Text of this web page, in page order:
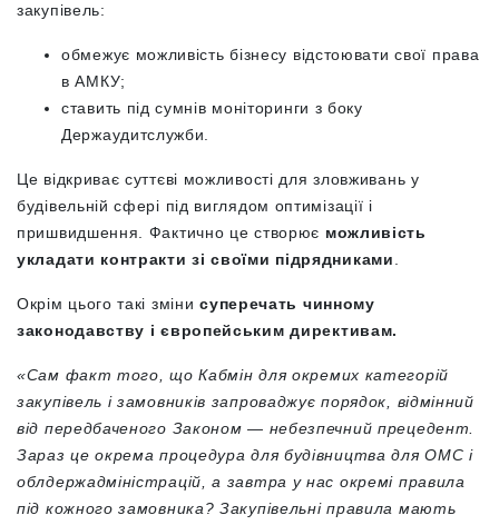
закупівель:
обмежує можливість бізнесу відстоювати свої права
в АМКУ;
ставить під сумнів моніторинги з боку
Держаудитслужби.
Це відкриває суттєві можливості для зловживань у
будівельній сфері під виглядом оптимізації і
пришвидшення. Фактично це створює можливість
укладати контракти зі своїми підрядниками.
Окрім цього такі змінисуперечать чинному
законодавству і європейським директивам.
«Сам факт того, що Кабмін для окремих категорій
закупівель і замовників запроваджує порядок, відмінний
від передбаченого Законом — небезпечний прецедент.
Зараз це окрема процедура для будівництва для ОМС і
облдержадміністрацій, а завтра у нас окремі правила
під кожного замовника? Закупівельні правила мають